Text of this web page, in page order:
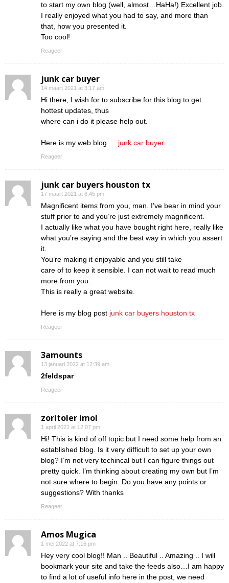
to start my own blog (well, almost…HaHa!) Excellent job.
I really enjoyed what you had to say, and more than
that, how you presented it.
Too cool!
Reageer
junk car buyer
14 maart 2021 at 3:17 am
Hi there, I wish for to subscribe for this blog to get
hottest updates, thus
where can i do it please help out.
Here is my web blog … junk car buyer
Reageer
junk car buyers houston tx
17 maart 2021 at 6:45 pm
Magnificent items from you, man. I’ve bear in mind your
stuff prior to and you’re just extremely magnificent.
I actually like what you have bought right here, really like
what you’re saying and the best way in which you assert
it.
You’re making it enjoyable and you still take
care of to keep it sensible. I can not wait to read much
more from you.
This is really a great website.
Here is my blog post junk car buyers houston tx
Reageer
3amounts
13 januari 2022 at 12:39 am
2feldspar
Reageer
zoritoler imol
1 april 2022 at 12:07 pm
Hi! This is kind of off topic but I need some help from an
established blog. Is it very difficult to set up your own
blog? I’m not very techincal but I can figure things out
pretty quick. I’m thinking about creating my own but I’m
not sure where to begin. Do you have any points or
suggestions? With thanks
Reageer
Amos Mugica
1 mei 2022 at 7:16 pm
Hey very cool blog!! Man .. Beautiful .. Amazing .. I will
bookmark your site and take the feeds also…I am happy
to find a lot of useful info here in the post, we need